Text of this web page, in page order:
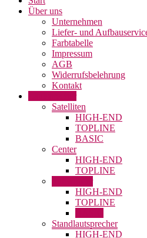
Über uns
Unternehmen
Liefer- und
Farbtabelle
Impressum
AGB
Widerrufsbelehrung
Kontakt
Satelliten
HIGH-END
TOPLINE
BASIC
Center
HIGH-END
TOPLINE
HIGH-END
TOPLINE
Standlautsprecher
HIGH-END